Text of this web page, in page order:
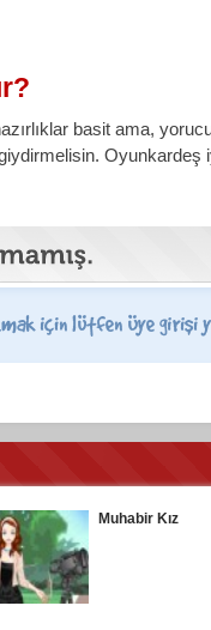
basit ama,
Oyunkardeş
Muhabir Kız